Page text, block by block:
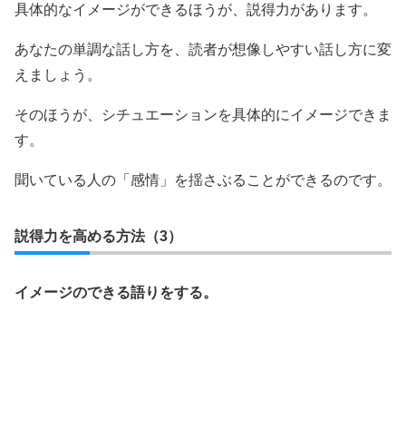
具体的なイメージができるほうが、説得力があります。
あなたの単調な話し方を、読者が想像しやすい話し方に変
えましょう。
そのほうが、シチュエーションを具体的にイメージできま
す。
聞いている人の「感情」を揺さぶることができるのです。
説得力を高める方法（3）
イメージのできる語りをする。